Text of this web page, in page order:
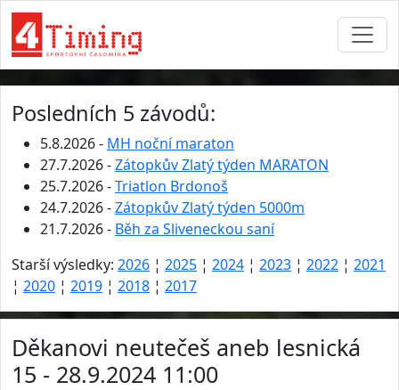
Posledních 5 závodů:
5.8.2026 - MH noční maraton
27.7.2026 -Zátopkův Zlatý týden MARATON
25.7.2026 -Triatlon Brdonoš
24.7.2026 -Zátopkův Zlatý týden 5000m
21.7.2026 - Běh za Sliveneckou saní
Starší výsledky: 2026 ¦ 2025 ¦ 2024 ¦ 2023 ¦ 2022 ¦ 2021
¦ 2020 ¦ 2019 ¦ 2018 ¦ 2017
Děkanovi neutečeš aneb lesnická
15 - 28.9.2024 11:00